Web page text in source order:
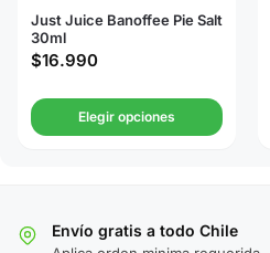
Just Juice Banoffee Pie Salt
30ml
$16.990
Elegir opciones
Envío gratis a todo Chile